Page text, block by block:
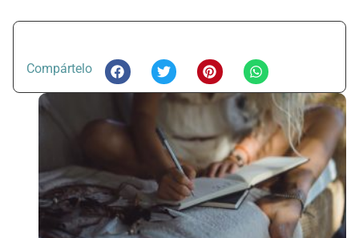
Compártelo